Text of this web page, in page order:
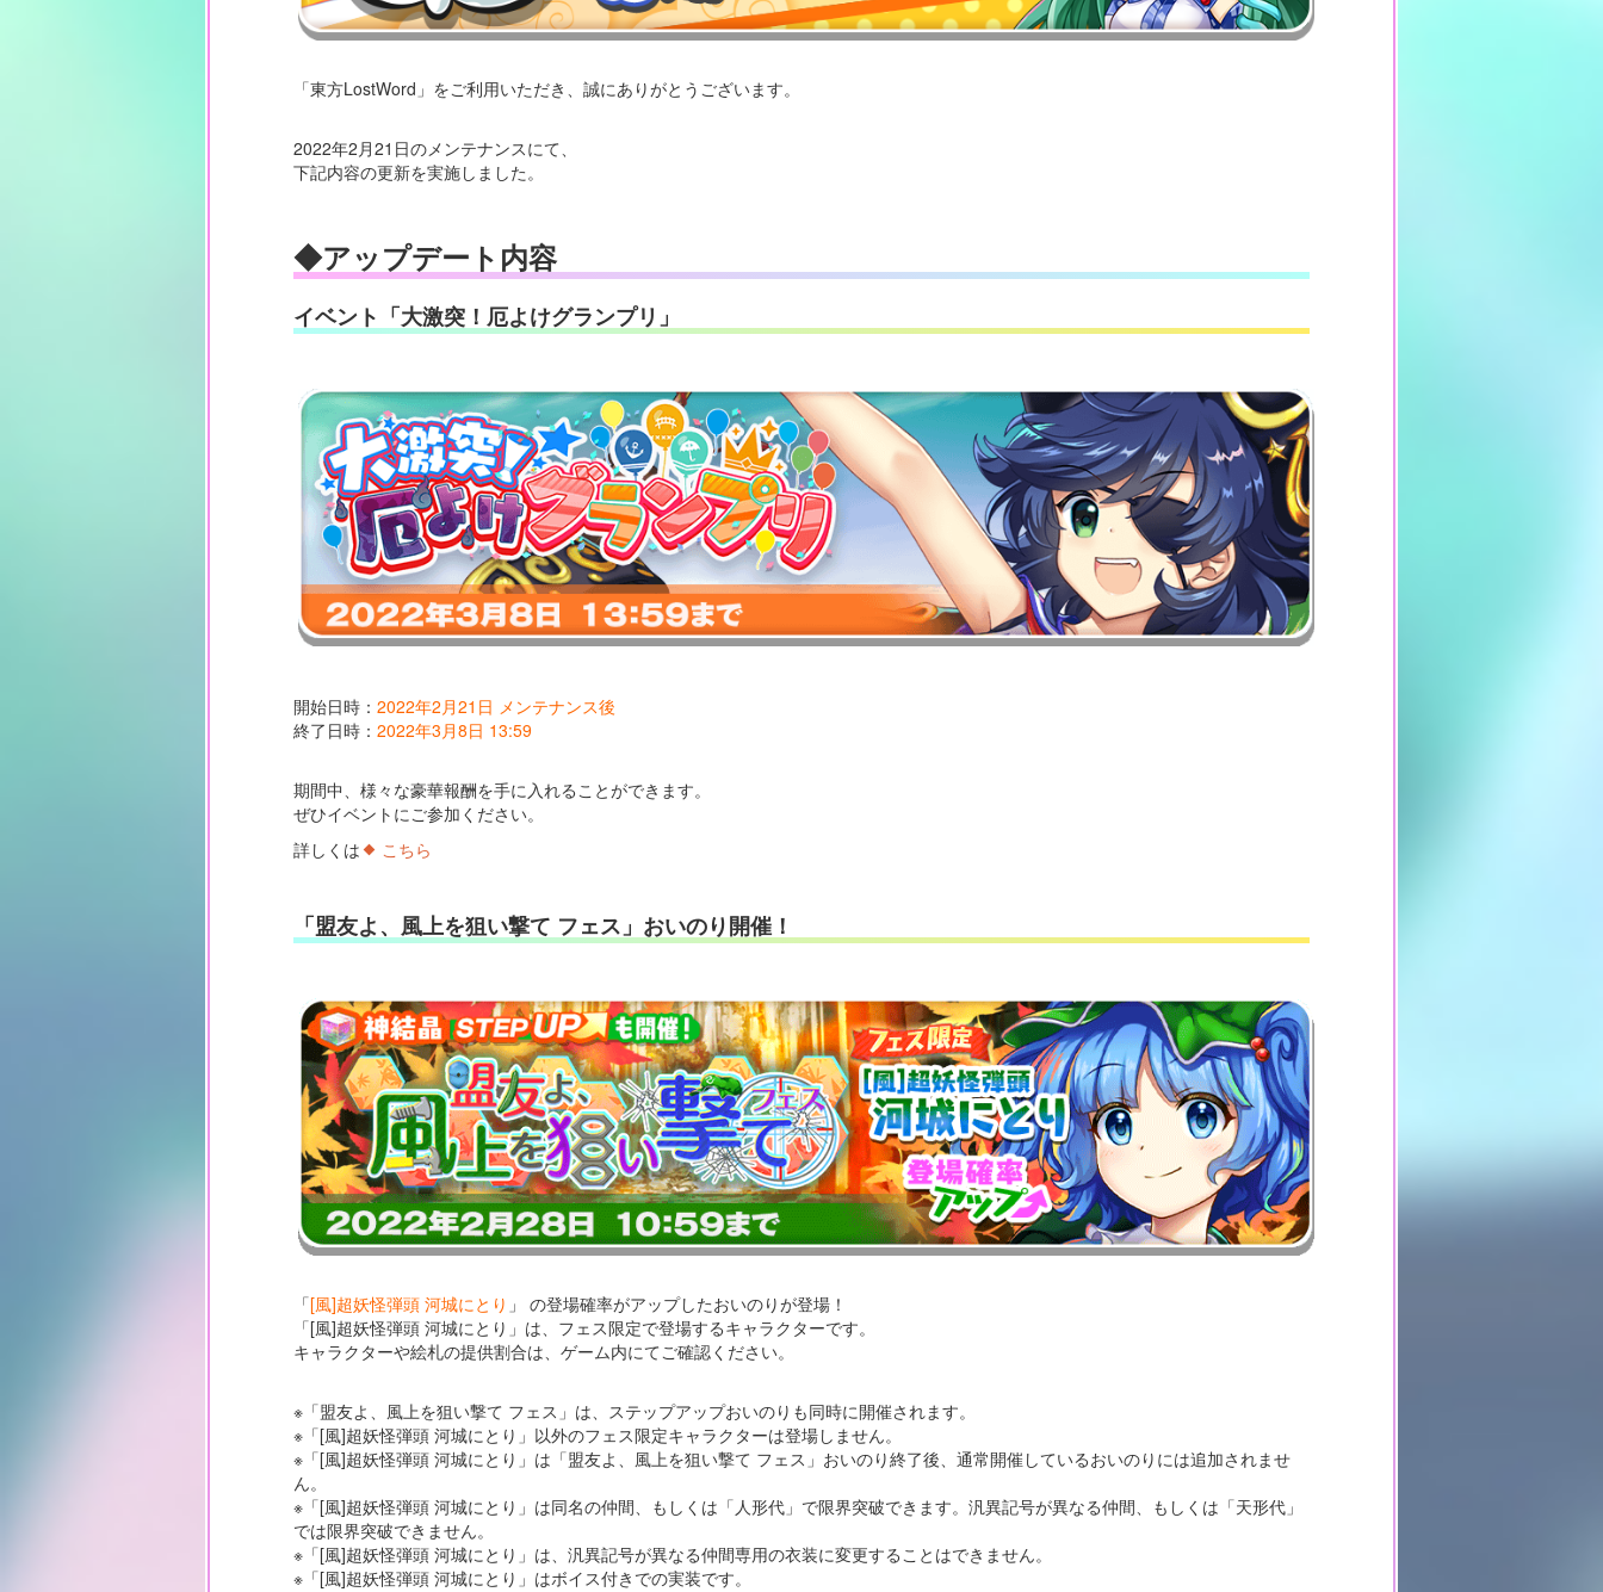
「東方LostWord」をご利用いただき、誠にありがとうございます。
2022年2月21日のメンテナンスにて、
下記内容の更新を実施しました。
◆アップデート内容
イベント「大激突！厄よけグランプリ」
開始日時： 2022年2月21日 メンテナンス後
終了日時： 2022年3月8日 13:59
期間中、様々な豪華報酬を手に入れることができます。
ぜひイベントにご参加ください。
詳しくは
こちら
「盟友よ、風上を狙い撃て フェス」おいのり開催！
「[風]超妖怪弾頭 河城にとり 」 の登場確率がアップしたおいのりが登場！
「[風]超妖怪弾頭 河城にとり」は、フェス限定で登場するキャラクターです。
キャラクターや絵札の提供割合は、ゲーム内にてご確認ください。
※「盟友よ、風上を狙い撃て フェス」は、ステップアップおいのりも同時に開催されます。
※「[風]超妖怪弾頭 河城にとり」以外のフェス限定キャラクターは登場しません。
※「[風]超妖怪弾頭 河城にとり」は「盟友よ、風上を狙い撃て フェス」おいのり終了後、通常開催しているおいのりには追加されませ
ん。
※「[風]超妖怪弾頭 河城にとり」は同名の仲間、もしくは「人形代」で限界突破できます。汎異記号が異なる仲間、もしくは「天形代」
では限界突破できません。
※「[風]超妖怪弾頭 河城にとり」は、汎異記号が異なる仲間専用の衣装に変更することはできません。
※「[風]超妖怪弾頭 河城にとり」はボイス付きでの実装です。